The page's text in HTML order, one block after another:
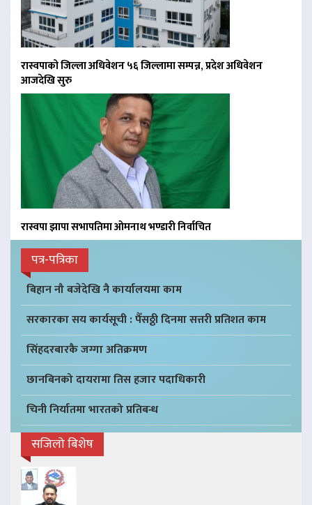
रास्वपाको जिल्ला अधिवेशन ५६ जिल्लामा सम्पन्न, प्रदेश अधिवेशन
आजदेखि सुरु
रास्वपा झापा सभापतिमा ओमनाथ भण्डारी निर्वाचित
पत्र-पत्रिका
बिहान नौ बजेदेखि नै कार्यालयमा काम
सरकारका सय कार्यसूची : पैँसठ्ठी दिनमा सत्तरी प्रतिशत काम
सिंहदरबारकै जग्गा अतिक्रमण
छानबिनको दायरामा तिस हजार पदाधिकारी
चिनी निर्यातमा भारतको प्रतिबन्ध
सजिलो बिशेष